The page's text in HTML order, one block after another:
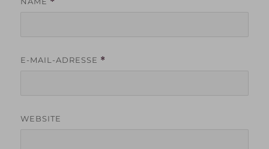
E-MAIL-ADRESSE *
WEBSITE